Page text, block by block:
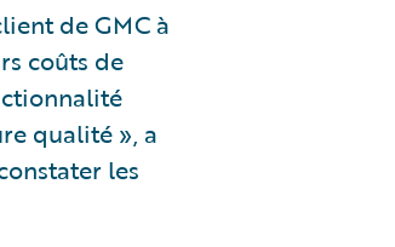
de GMC à
coûts de
qualité », a
les